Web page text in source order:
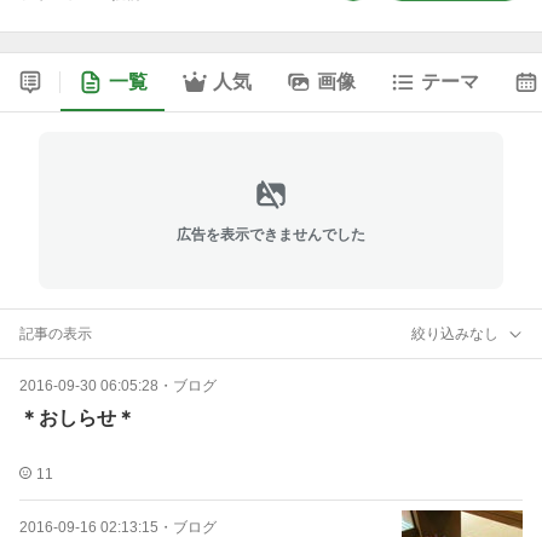
一覧 人気 画像 テーマ
広告を表示できませんでした
記事の表示 絞り込みなし
2016-09-30 06:05:28 ・ ブログ
＊おしらせ＊
11
2016-09-16 02:13:15 ・ ブログ